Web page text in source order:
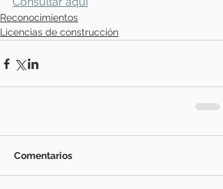
Reconocimientos
Licencias de construcción
Comentarios